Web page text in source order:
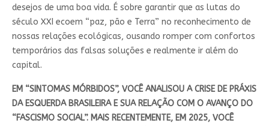
desejos de uma boa vida. É sobre garantir que as lutas do
século XXI ecoem “paz, pão e Terra” no reconhecimento de
nossas relações ecológicas, ousando romper com confortos
temporários das falsas soluções e realmente ir além do
capital.
EM “SINTOMAS MÓRBIDOS”, VOCÊ ANALISOU A CRISE DE PRÁXIS
DA ESQUERDA BRASILEIRA E SUA RELAÇÃO COM O AVANÇO DO
“FASCISMO SOCIAL”. MAIS RECENTEMENTE, EM 2025, VOCÊ